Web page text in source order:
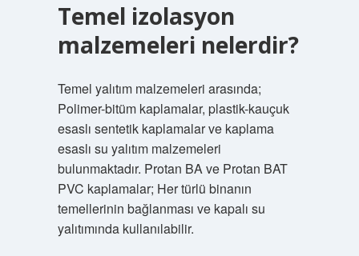
Temel izolasyon
malzemeleri nelerdir?
Temel yalıtım malzemeleri arasında;
Polimer-bitüm kaplamalar, plastik-kauçuk
esaslı sentetik kaplamalar ve kaplama
esaslı su yalıtım malzemeleri
bulunmaktadır. Protan BA ve Protan BAT
PVC kaplamalar; Her türlü binanın
temellerinin bağlanması ve kapalı su
yalıtımında kullanılabilir.